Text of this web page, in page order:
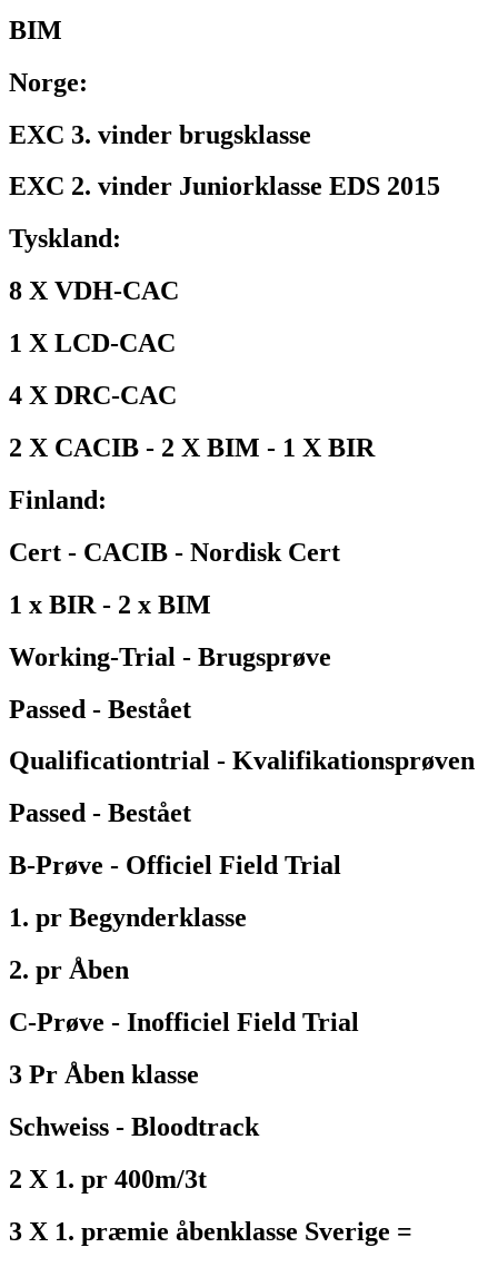
BIM
Norge:
EXC 3. vinder brugsklasse
EXC 2. vinder Juniorklasse EDS 2015
Tyskland:
8 X VDH-CAC
1 X LCD-CAC
4 X DRC-CAC
2 X CACIB - 2 X BIM - 1 X BIR
Finland:
Cert - CACIB - Nordisk Cert
1 x BIR - 2 x BIM
Working-Trial - Brugsprøve
Passed - Bestået
Qualificationtrial - Kvalifikationsprøven
Passed - Bestået
B-Prøve - Officiel Field Trial
1. pr Begynderklasse
2. pr Åben
C-Prøve - Inofficiel Field Trial
3 Pr Åben klasse
Schweiss - Bloodtrack
2 X 1. pr 400m/3t
3 X 1. præmie åbenklasse Sverige =